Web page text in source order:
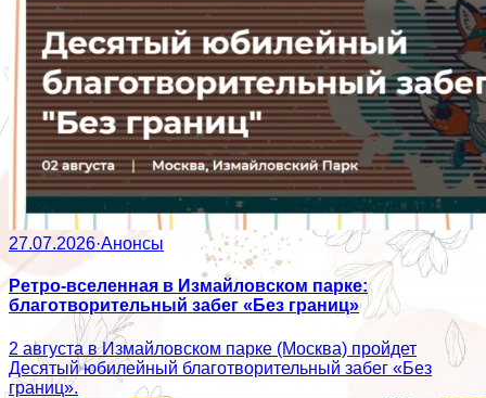
27.07.2026·Анонсы
Ретро-вселенная в Измайловском парке:
благотворительный забег «Без границ»
2 августа в Измайловском парке (Москва) пройдет
Десятый юбилейный благотворительный забег «Без
границ».